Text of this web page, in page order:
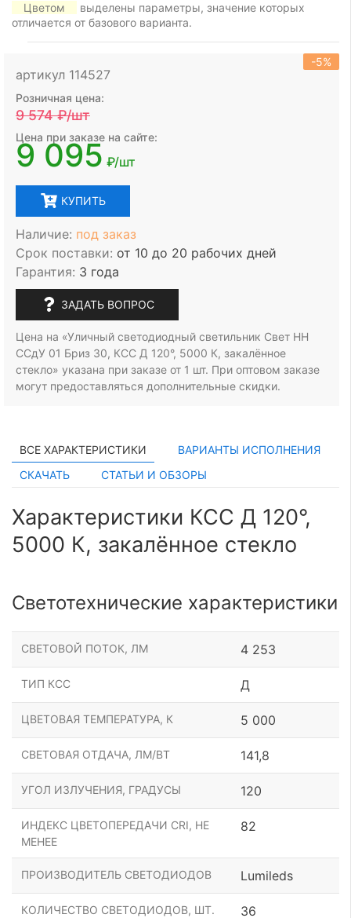
Цветом
выделены параметры, значение которых
отличается от базового варианта.
артикул 114527
-5%
Розничная цена:
9 574₽/шт
Цена при заказе на сайте:
9 095 ₽/шт
КУПИТЬ
Наличие: под заказ
Срок поставки: от 10 до 20 рабочих дней
Гарантия: 3 года
ЗАДАТЬ ВОПРОС
Цена на «Уличный светодиодный светильник Свет НН
ССдУ 01 Бриз 30, КСС Д 120°, 5000 К, закалённое
стекло» указана при заказе от 1 шт. При оптовом заказе
могут предоставляться дополнительные скидки.
ВСЕ ХАРАКТЕРИСТИКИ
ВАРИАНТЫ ИСПОЛНЕНИЯ
СКАЧАТЬ
СТАТЬИ И ОБЗОРЫ
Характеристики КСС Д 120°,
5000 К, закалённое стекло
Светотехнические характеристики
СВЕТОВОЙ ПОТОК, ЛМ 4 253
ТИП КСС Д
ЦВЕТОВАЯ ТЕМПЕРАТУРА, К 5 000
СВЕТОВАЯ ОТДАЧА, ЛМ/ВТ 141,8
УГОЛ ИЗЛУЧЕНИЯ, ГРАДУСЫ 120
ИНДЕКС ЦВЕТОПЕРЕДАЧИ CRI, НЕ
МЕНЕЕ
82
ПРОИЗВОДИТЕЛЬ СВЕТОДИОДОВ Lumileds
КОЛИЧЕСТВО СВЕТОДИОДОВ, ШТ. 36